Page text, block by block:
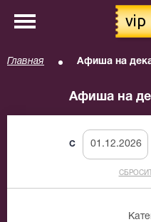
vip
Главная Афиша на
Афиша на
C